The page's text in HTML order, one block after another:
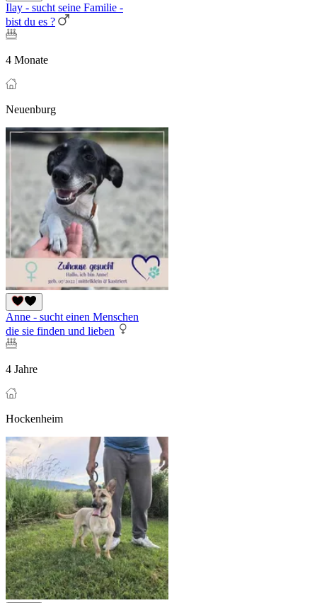
Ilay - sucht seine Familie -
bist du es ?
4 Monate
Neuenburg
Anne - sucht einen Menschen
die sie finden und lieben
4 Jahre
Hockenheim